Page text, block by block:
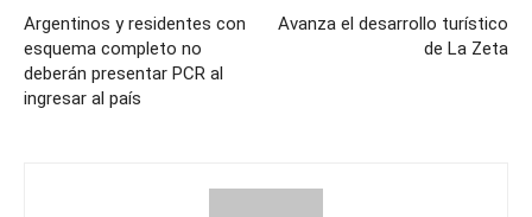
Argentinos y residentes con
esquema completo no
deberán presentar PCR al
ingresar al país
Avanza el desarrollo turístico
de La Zeta